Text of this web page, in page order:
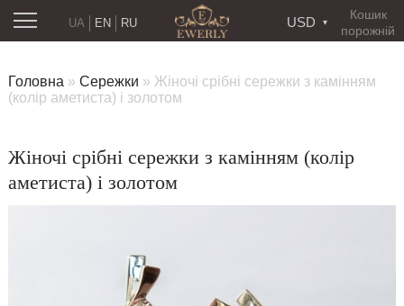
Кошик
порожній
USD
RU
UA EN
Головна » Сережки » Жіночі срібні сережки з камінням
(колір аметиста) і золотом
Жіночі срібні сережки з камінням (колір
аметиста) і золотом